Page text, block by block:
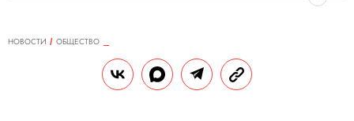
НОВОСТИ
ОБЩЕСТВО
В Китае родители воссоединились